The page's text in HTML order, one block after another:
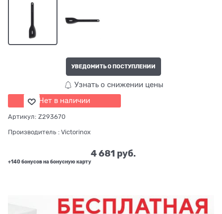
УВЕДОМИТЬ О ПОСТУПЛЕНИИ
Узнать о снижении цены
Нет в наличии
Артикул: Z293670
Производитель : Victorinox
4 681 руб.
+140 бонусов на бонусную карту